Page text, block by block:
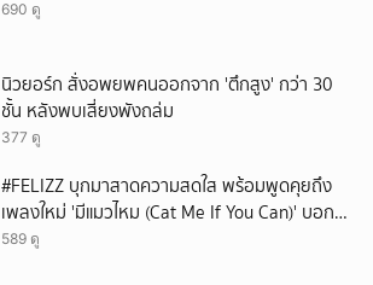
690 ดู
นิวยอร์ก สั่งอพยพคนออกจาก 'ตึกสูง' กว่า 30
ชั้น หลังพบเสี่ยงพังถล่ม
377 ดู
#FELIZZ บุกมาสาดความสดใส พร้อมพูดคุยถึง
เพลงใหม่ 'มีแมวไหม (Cat Me If You Can)' บอก
เลยว่าเริ่ดไม่ไหว 🌟
589 ดู